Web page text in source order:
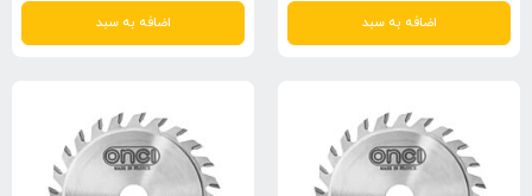
اضافه به سبد اضافه به سبد